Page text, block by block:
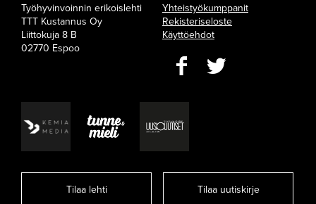
Työhyvinvoinnin erikoislehti
TTT Kustannus Oy
Liittokuja 8 B
02770 Espoo
Yhteistyökumppanit
Rekisteriseloste
Käyttöehdot
Tilaa lehti Tilaa uutiskirje